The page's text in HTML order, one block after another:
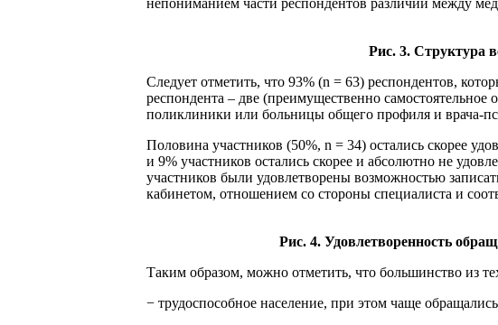
Рис. 3. Структура
Следует отметить, что 93% (n = 63) респондентов,
респондента – две (преимущественно
поликлиники или больницы общего профиля и врача-
Половина участников (50%, n = 34) остались скорее
и 9% участников остались скорее и абсолютно не
участников были удовлетворены возможностью
кабинетом, отношением со стороны специалиста и
Рис. 4. Удовлетворенность
Таким образом, можно отметить, что большинство из
− трудоспособное население, при этом чаще